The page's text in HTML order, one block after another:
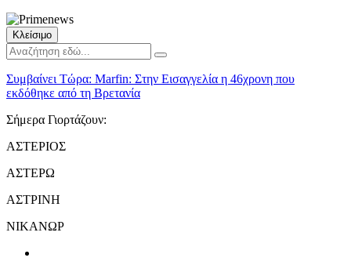
Κλείσιμο
Συμβαίνει Τώρα: Marfin: Στην Εισαγγελία η 46χρονη που
εκδόθηκε από τη Βρετανία
Σήμερα Γιορτάζουν:
ΑΣΤΕΡΙΟΣ
ΑΣΤΕΡΩ
ΑΣΤΡΙΝΗ
ΝΙΚΑΝΩΡ